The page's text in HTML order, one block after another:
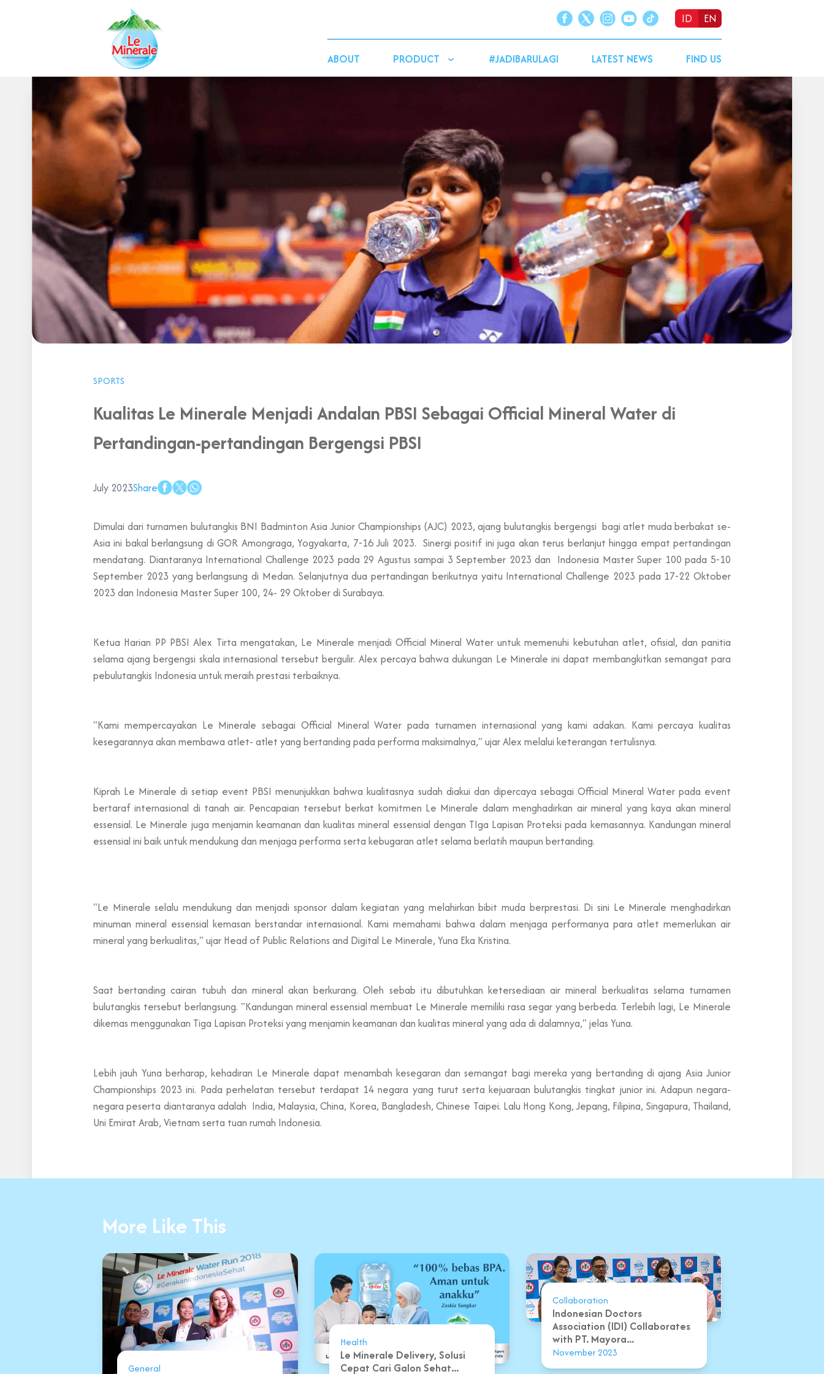
ID EN
ABOUT PRODUCT #JADIBARULAGI LATEST NEWS FIND US
SPORTS
Kualitas Le Minerale Menjadi Andalan PBSI Sebagai Official Mineral Water di
Pertandingan-pertandingan Bergengsi PBSI
July 2023Share
Dimulai dari turnamen bulutangkis BNI Badminton Asia Junior Championships (AJC) 2023, ajang bulutangkis bergengsi bagi atlet muda berbakat se-
Asia ini bakal berlangsung di GOR Amongraga, Yogyakarta, 7-16 Juli 2023. Sinergi positif ini juga akan terus berlanjut hingga empat pertandingan
mendatang. Diantaranya International Challenge 2023 pada 29 Agustus sampai 3 September 2023 dan Indonesia Master Super 100 pada 5-10
September 2023 yang berlangsung di Medan. Selanjutnya dua pertandingan berikutnya yaitu International Challenge 2023 pada 17-22 Oktober
2023 dan Indonesia Master Super 100, 24- 29 Oktober di Surabaya.
Ketua Harian PP PBSI Alex Tirta mengatakan, Le Minerale menjadi Official Mineral Water untuk memenuhi kebutuhan atlet, ofisial, dan panitia
selama ajang bergengsi skala internasional tersebut bergulir. Alex percaya bahwa dukungan Le Minerale ini dapat membangkitkan semangat para
pebulutangkis Indonesia untuk meraih prestasi terbaiknya.
"Kami mempercayakan Le Minerale sebagai Official Mineral Water pada turnamen internasional yang kami adakan. Kami percaya kualitas
kesegarannya akan membawa atlet- atlet yang bertanding pada performa maksimalnya," ujar Alex melalui keterangan tertulisnya.
Kiprah Le Minerale di setiap event PBSI menunjukkan bahwa kualitasnya sudah diakui dan dipercaya sebagai Official Mineral Water pada event
bertaraf internasional di tanah air. Pencapaian tersebut berkat komitmen Le Minerale dalam menghadirkan air mineral yang kaya akan mineral
essensial. Le Minerale juga menjamin keamanan dan kualitas mineral essensial dengan TIga Lapisan Proteksi pada kemasannya. Kandungan mineral
essensial ini baik untuk mendukung dan menjaga performa serta kebugaran atlet selama berlatih maupun bertanding.
"Le Minerale selalu mendukung dan menjadi sponsor dalam kegiatan yang melahirkan bibit muda berprestasi. Di sini Le Minerale menghadirkan
minuman mineral essensial kemasan berstandar internasional. Kami memahami bahwa dalam menjaga performanya para atlet memerlukan air
mineral yang berkualitas," ujar Head of Public Relations and Digital Le Minerale, Yuna Eka Kristina.
Saat bertanding cairan tubuh dan mineral akan berkurang. Oleh sebab itu dibutuhkan ketersediaan air mineral berkualitas selama turnamen
bulutangkis tersebut berlangsung. "Kandungan mineral essensial membuat Le Minerale memiliki rasa segar yang berbeda. Terlebih lagi, Le Minerale
dikemas menggunakan Tiga Lapisan Proteksi yang menjamin keamanan dan kualitas mineral yang ada di dalamnya," jelas Yuna.
Lebih jauh Yuna berharap, kehadiran Le Minerale dapat menambah kesegaran dan semangat bagi mereka yang bertanding di ajang Asia Junior
Championships 2023 ini. Pada perhelatan tersebut terdapat 14 negara yang turut serta kejuaraan bulutangkis tingkat junior ini. Adapun negara-
negara peserta diantaranya adalah India, Malaysia, China, Korea, Bangladesh, Chinese Taipei. Lalu Hong Kong, Jepang, Filipina, Singapura, Thailand,
Uni Emirat Arab, Vietnam serta tuan rumah Indonesia.
More Like This
General
Health
Le Minerale Delivery, Solusi
Cepat Cari Galon Sehat...
Collaboration
Indonesian Doctors
Association (IDI) Collaborates
with PT. Mayora...
November 2023